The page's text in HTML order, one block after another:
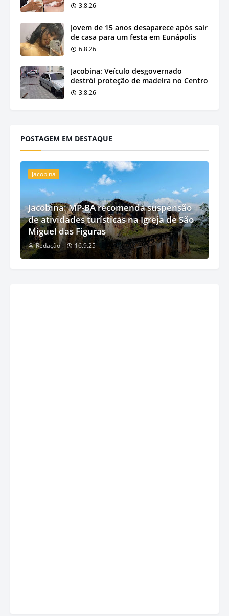
3.8.26
Jovem de 15 anos desaparece após sair
de casa para um festa em Eunápolis
6.8.26
Jacobina: Veículo desgovernado
destrói proteção de madeira no Centro
3.8.26
POSTAGEM EM DESTAQUE
Jacobina
Jacobina: MP-BA recomenda suspensão
de atividades turísticas na Igreja de São
Miguel das Figuras
Redação 16.9.25